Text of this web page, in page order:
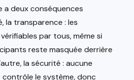
deux conséquences
la transparence : les
par tous, même si
reste masquée derrière
la sécurité : aucune
le système, donc